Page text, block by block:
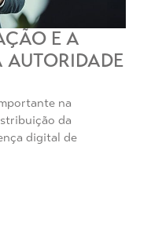
E A
AUTORIDADE
na
da
digital de